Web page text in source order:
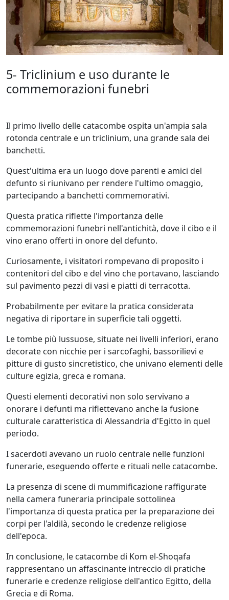
5- Triclinium e uso durante le
commemorazioni funebri
Il primo livello delle catacombe ospita un'ampia sala
rotonda centrale e un triclinium, una grande sala dei
banchetti.
Quest'ultima era un luogo dove parenti e amici del
defunto si riunivano per rendere l'ultimo omaggio,
partecipando a banchetti commemorativi.
Questa pratica riflette l'importanza delle
commemorazioni funebri nell'antichità, dove il cibo e il
vino erano offerti in onore del defunto.
Curiosamente, i visitatori rompevano di proposito i
contenitori del cibo e del vino che portavano, lasciando
sul pavimento pezzi di vasi e piatti di terracotta.
Probabilmente per evitare la pratica considerata
negativa di riportare in superficie tali oggetti.
Le tombe più lussuose, situate nei livelli inferiori, erano
decorate con nicchie per i sarcofaghi, bassorilievi e
pitture di gusto sincretistico, che univano elementi delle
culture egizia, greca e romana.
Questi elementi decorativi non solo servivano a
onorare i defunti ma riflettevano anche la fusione
culturale caratteristica di Alessandria d'Egitto in quel
periodo.
I sacerdoti avevano un ruolo centrale nelle funzioni
funerarie, eseguendo offerte e rituali nelle catacombe.
La presenza di scene di mummificazione raffigurate
nella camera funeraria principale sottolinea
l'importanza di questa pratica per la preparazione dei
corpi per l'aldilà, secondo le credenze religiose
dell'epoca.
In conclusione, le catacombe di Kom el-Shoqafa
rappresentano un affascinante intreccio di pratiche
funerarie e credenze religiose dell'antico Egitto, della
Grecia e di Roma.